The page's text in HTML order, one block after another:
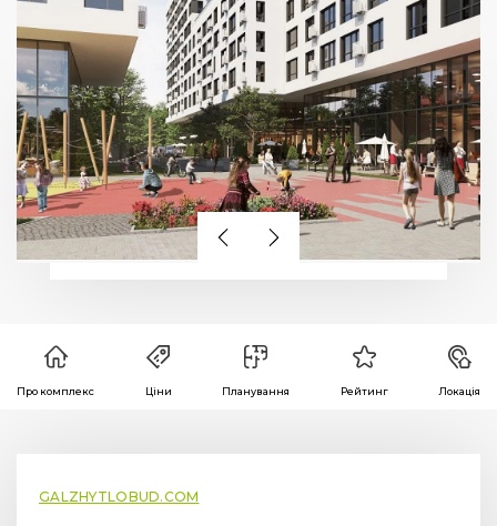
Про комплекс Ціни Планування Рейтинг Локація
GALZHYTLOBUD.COM